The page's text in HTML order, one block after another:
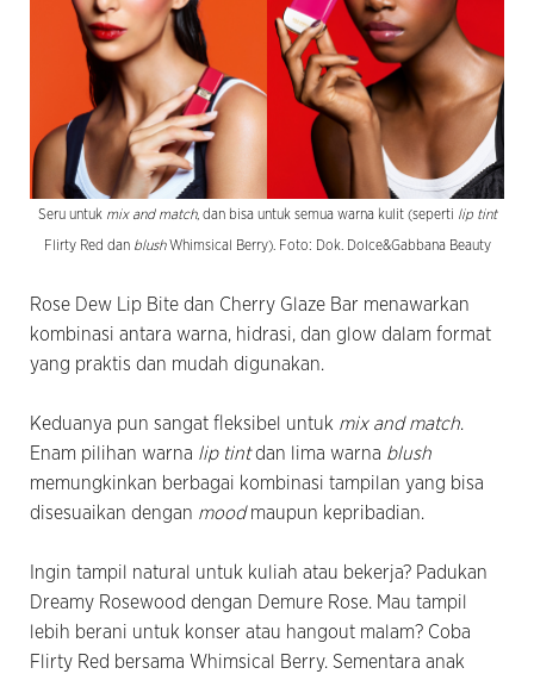
Seru untuk mix and match, dan bisa untuk semua warna kulit (seperti lip tint
Flirty Red dan blushWhimsical Berry). Foto: Dok. Dolce&Gabbana Beauty
Rose Dew Lip Bite dan Cherry Glaze Bar menawarkan
kombinasi antara warna, hidrasi, dan glow dalam format
yang praktis dan mudah digunakan.
Keduanya pun sangat fleksibel untuk mix and match.
Enam pilihan warna lip tintdan lima warna blush
memungkinkan berbagai kombinasi tampilan yang bisa
disesuaikan dengan moodmaupun kepribadian.
Ingin tampil natural untuk kuliah atau bekerja? Padukan
Dreamy Rosewood dengan Demure Rose. Mau tampil
lebih berani untuk konser atau hangout malam? Coba
Flirty Red bersama Whimsical Berry. Sementara anak